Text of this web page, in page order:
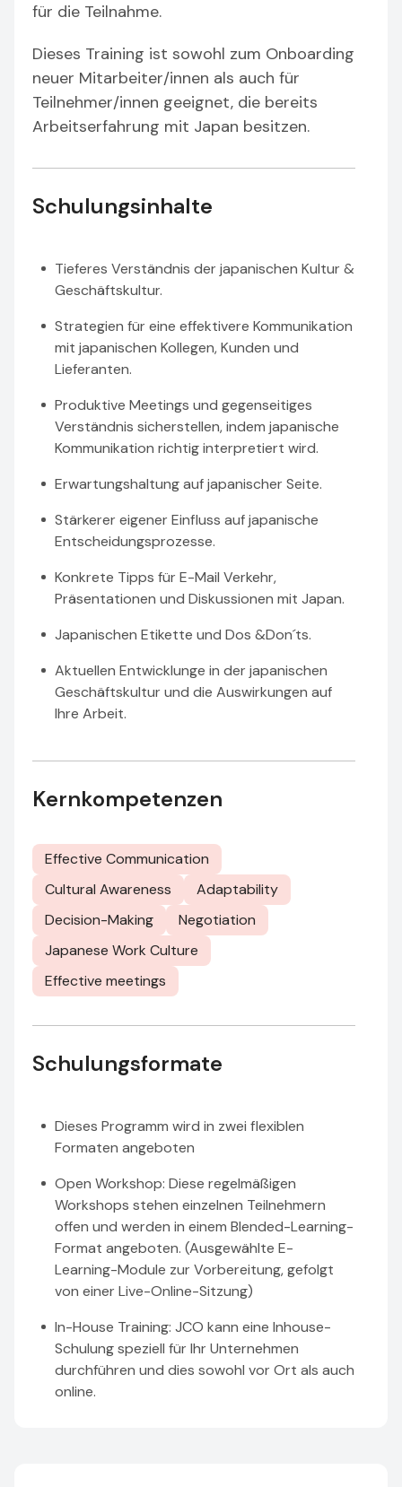
für die Teilnahme.
Dieses Training ist sowohl zum Onboarding
neuer Mitarbeiter/innen als auch für
Teilnehmer/innen geeignet, die bereits
Arbeitserfahrung mit Japan besitzen.
Schulungsinhalte
Tieferes Verständnis der japanischen Kultur &
Geschäftskultur.
Strategien für eine effektivere Kommunikation
mit japanischen Kollegen, Kunden und
Lieferanten.
Produktive Meetings und gegenseitiges
Verständnis sicherstellen, indem japanische
Kommunikation richtig interpretiert wird.
Erwartungshaltung auf japanischer Seite.
Stärkerer eigener Einfluss auf japanische
Entscheidungsprozesse.
Konkrete Tipps für E-Mail Verkehr,
Präsentationen und Diskussionen mit Japan.
Japanischen Etikette und Dos &Don´ts.
Aktuellen Entwicklunge in der japanischen
Geschäftskultur und die Auswirkungen auf
Ihre Arbeit.
Kernkompetenzen
Effective Communication
Cultural Awareness
Adaptability
Decision-Making
Negotiation
Japanese Work Culture
Effective meetings
Schulungsformate
Dieses Programm wird in zwei flexiblen
Formaten angeboten
Open Workshop: Diese regelmäßigen
Workshops stehen einzelnen Teilnehmern
offen und werden in einem Blended-Learning-
Format angeboten. (Ausgewählte E-
Learning-Module zur Vorbereitung, gefolgt
von einer Live-Online-Sitzung)
In-House Training: JCO kann eine Inhouse-
Schulung speziell für Ihr Unternehmen
durchführen und dies sowohl vor Ort als auch
online.